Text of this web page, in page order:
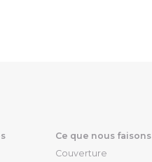
Ce que nous faisons
Couverture